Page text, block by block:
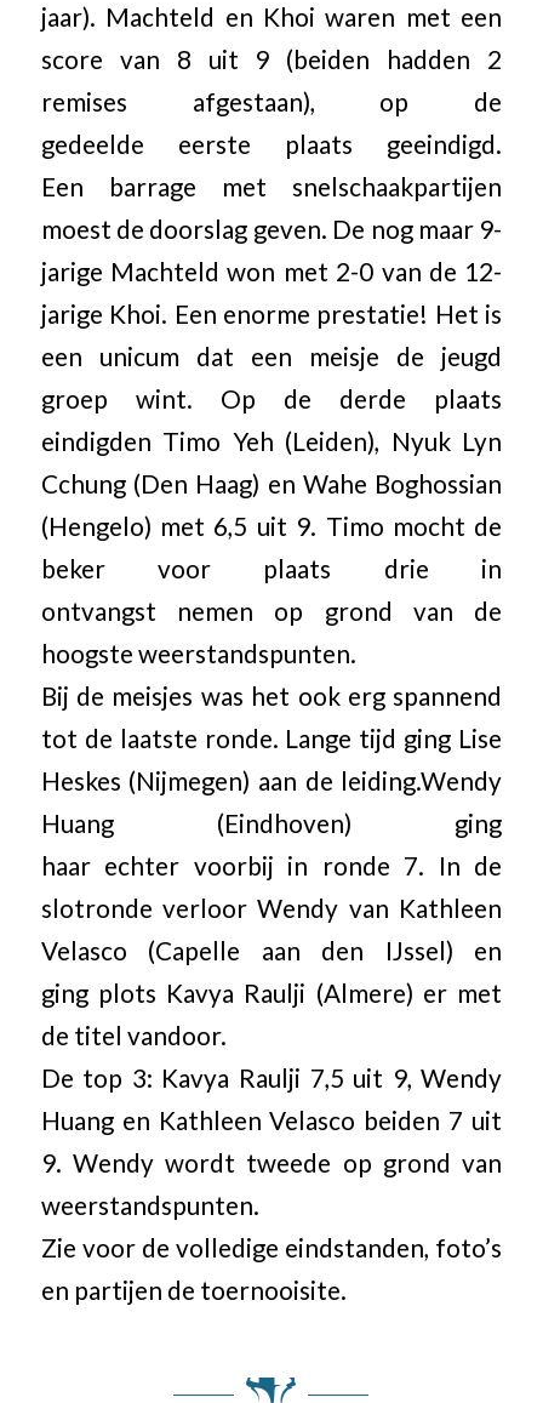
jaar). Machteld en Khoi waren met een
score van 8 uit 9 (beiden hadden 2
remises afgestaan), op de
gedeelde eerste plaats geeindigd.
Een barrage met snelschaakpartijen
moest de doorslag geven. De nog maar 9-
jarige Machteld won met 2-0 van de 12-
jarige Khoi. Een enorme prestatie! Het is
een unicum dat een meisje de jeugd
groep wint. Op de derde plaats
eindigden Timo Yeh (Leiden), Nyuk Lyn
Cchung (Den Haag) en Wahe Boghossian
(Hengelo) met 6,5 uit 9. Timo mocht de
beker voor plaats drie in
ontvangst nemen op grond van de
hoogste weerstandspunten.
Bij de meisjes was het ook erg spannend
tot de laatste ronde. Lange tijd ging Lise
Heskes (Nijmegen) aan de leiding.Wendy
Huang (Eindhoven) ging
haar echter voorbij in ronde 7. In de
slotronde verloor Wendy van Kathleen
Velasco (Capelle aan den IJssel) en
ging plots Kavya Raulji (Almere) er met
de titel vandoor.
De top 3: Kavya Raulji 7,5 uit 9, Wendy
Huang en Kathleen Velasco beiden 7 uit
9. Wendy wordt tweede op grond van
weerstandspunten.
Zie voor de volledige eindstanden, foto’s
en partijen de toernooisite.